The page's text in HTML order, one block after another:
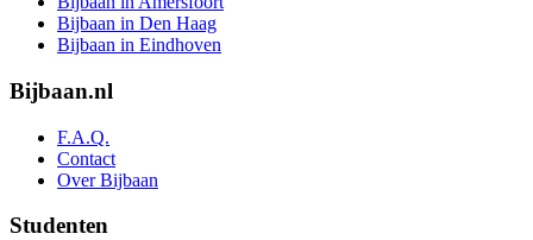
Bijbaan in Den Haag
Bijbaan in Eindhoven
Bijbaan.nl
F.A.Q.
Contact
Over Bijbaan
Studenten